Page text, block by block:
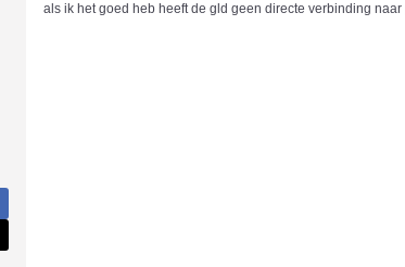
als ik het goed heb heeft de gld geen directe verbinding